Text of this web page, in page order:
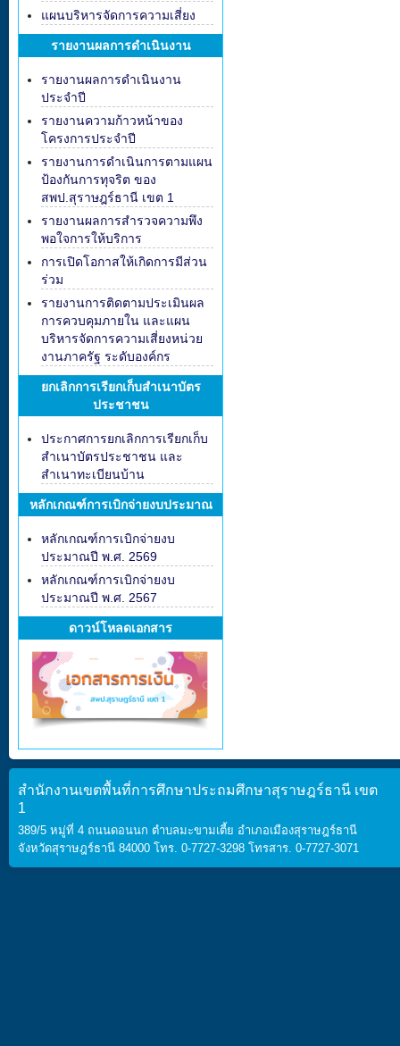
แผนบริหารจัดการความเสี่ยง
รายงานผลการดำเนินงาน
รายงานผลการดำเนินงาน
ประจำปี
รายงานความก้าวหน้าของ
โครงการประจำปี
รายงานการดำเนินการตามแผน
ป้องกันการทุจริต ของ
สพป.สุราษฎร์ธานี เขต 1
รายงานผลการสำรวจความพึง
พอใจการให้บริการ
การเปิดโอกาสให้เกิดการมีส่วน
ร่วม
รายงานการติดตามประเมินผล
การควบคุมภายใน และแผน
บริหารจัดการความเสี่ยงหน่วย
งานภาครัฐ ระดับองค์กร
ยกเลิกการเรียกเก็บสำเนาบัตร
ประชาชน
ประกาศการยกเลิกการเรียกเก็บ
สำเนาบัตรประชาชน และ
สำเนาทะเบียนบ้าน
หลักเกณฑ์การเบิกจ่ายงบประมาณ
หลักเกณฑ์การเบิกจ่ายงบ
ประมาณปี พ.ศ. 2569
หลักเกณฑ์การเบิกจ่ายงบ
ประมาณปี พ.ศ. 2567
ดาวน์โหลดเอกสาร
สำนักงานเขตพื้นที่การศึกษาประถมศึกษาสุราษฎร์ธานี เขต
1
389/5 หมู่ที่ 4 ถนนดอนนก ตำบลมะขามเตี้ย อำเภอเมืองสุราษฎร์ธานี
จังหวัดสุราษฎร์ธานี 84000 โทร. 0-7727-3298 โทรสาร. 0-7727-3071